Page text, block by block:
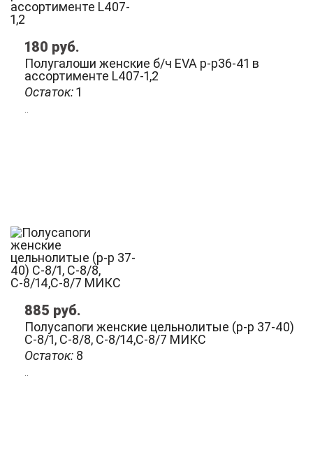
Остаток:1
Полугалоши женские б/ч EVA р-р36-41 в
ассортименте L407-1,2
180 руб.
Остаток: 8
Полусапоги женские цельнолитые (р-р 37-40)
С-8/1, С-8/8, С-8/14,С-8/7 МИКС
885 руб.